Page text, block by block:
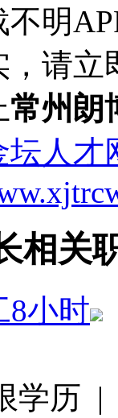
不明
，请立
常州朗
坛人才
相关
8小时
学历 |